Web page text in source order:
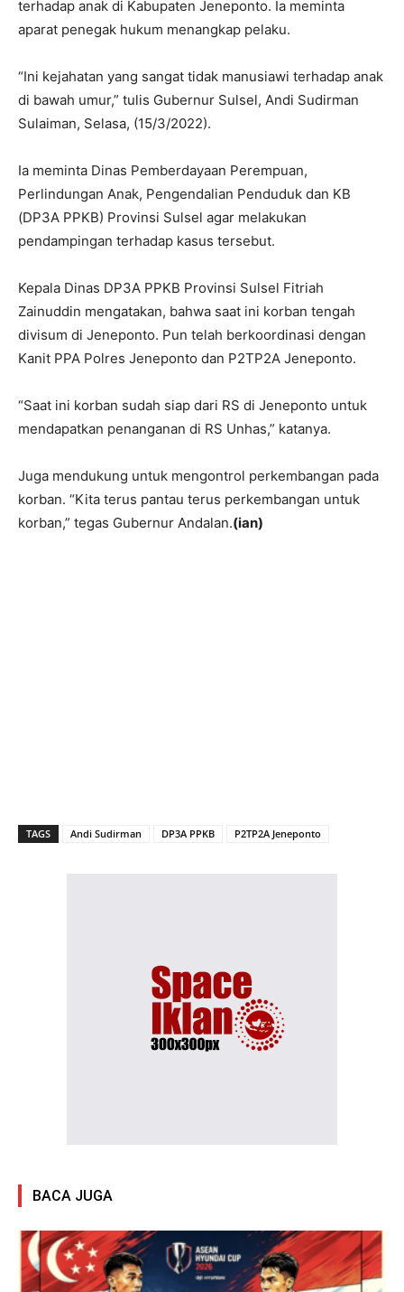
terhadap anak di Kabupaten Jeneponto. Ia meminta
aparat penegak hukum menangkap pelaku.
“Ini kejahatan yang sangat tidak manusiawi terhadap anak
di bawah umur,” tulis Gubernur Sulsel, Andi Sudirman
Sulaiman, Selasa, (15/3/2022).
Ia meminta Dinas Pemberdayaan Perempuan,
Perlindungan Anak, Pengendalian Penduduk dan KB
(DP3A PPKB) Provinsi Sulsel agar melakukan
pendampingan terhadap kasus tersebut.
Kepala Dinas DP3A PPKB Provinsi Sulsel Fitriah
Zainuddin mengatakan, bahwa saat ini korban tengah
divisum di Jeneponto. Pun telah berkoordinasi dengan
Kanit PPA Polres Jeneponto dan P2TP2A Jeneponto.
“Saat ini korban sudah siap dari RS di Jeneponto untuk
mendapatkan penanganan di RS Unhas,” katanya.
Juga mendukung untuk mengontrol perkembangan pada
korban. “Kita terus pantau terus perkembangan untuk
korban,” tegas Gubernur Andalan.(ian)
TAGS Andi Sudirman DP3A PPKB P2TP2A Jeneponto
BACA JUGA